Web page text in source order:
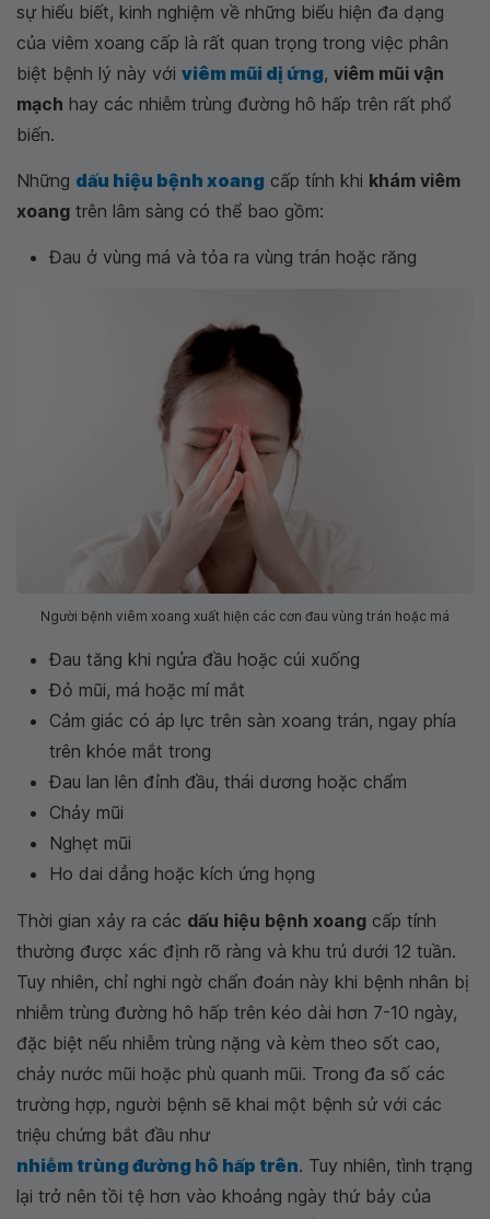
sự hiểu biết, kinh nghiệm về những biểu hiện đa dạng
của viêm xoang cấp là rất quan trọng trong việc phân
biệt bệnh lý này với viêm mũi dị ứng, viêm mũi vận
mạch hay các nhiễm trùng đường hô hấp trên rất phổ
biến.
Những dấu hiệu bệnh xoang cấp tính khi khám viêm
xoang trên lâm sàng có thể bao gồm:
Đau ở vùng má và tỏa ra vùng trán hoặc răng
Người bệnh viêm xoang xuất hiện các cơn đau vùng trán hoặc má
Đau tăng khi ngửa đầu hoặc cúi xuống
Đỏ mũi, má hoặc mí mắt
Cảm giác có áp lực trên sàn xoang trán, ngay phía
trên khóe mắt trong
Đau lan lên đỉnh đầu, thái dương hoặc chẩm
Chảy mũi
Nghẹt mũi
Ho dai dẳng hoặc kích ứng họng
Thời gian xảy ra các dấu hiệu bệnh xoang cấp tính
thường được xác định rõ ràng và khu trú dưới 12 tuần.
Tuy nhiên, chỉ nghi ngờ chẩn đoán này khi bệnh nhân bị
nhiễm trùng đường hô hấp trên kéo dài hơn 7-10 ngày,
đặc biệt nếu nhiễm trùng nặng và kèm theo sốt cao,
chảy nước mũi hoặc phù quanh mũi. Trong đa số các
trường hợp, người bệnh sẽ khai một bệnh sử với các
triệu chứng bắt đầu như
nhiễm trùng đường hô hấp trên. Tuy nhiên, tình trạng
lại trở nên tồi tệ hơn vào khoảng ngày thứ bảy của